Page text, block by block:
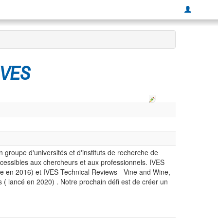
d'universités et d'instituts de recherche de
aux chercheurs et aux professionnels. IVES
2016) et IVES Technical Reviews - Vine and Wine,
lancé en 2020) . Notre prochain défi est de créer un